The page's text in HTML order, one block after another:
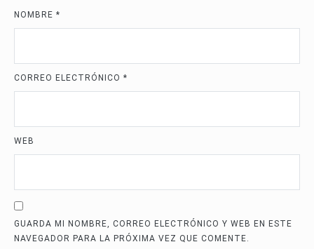
NOMBRE *
CORREO ELECTRÓNICO *
WEB
GUARDA MI NOMBRE, CORREO ELECTRÓNICO Y WEB EN ESTE
NAVEGADOR PARA LA PRÓXIMA VEZ QUE COMENTE.